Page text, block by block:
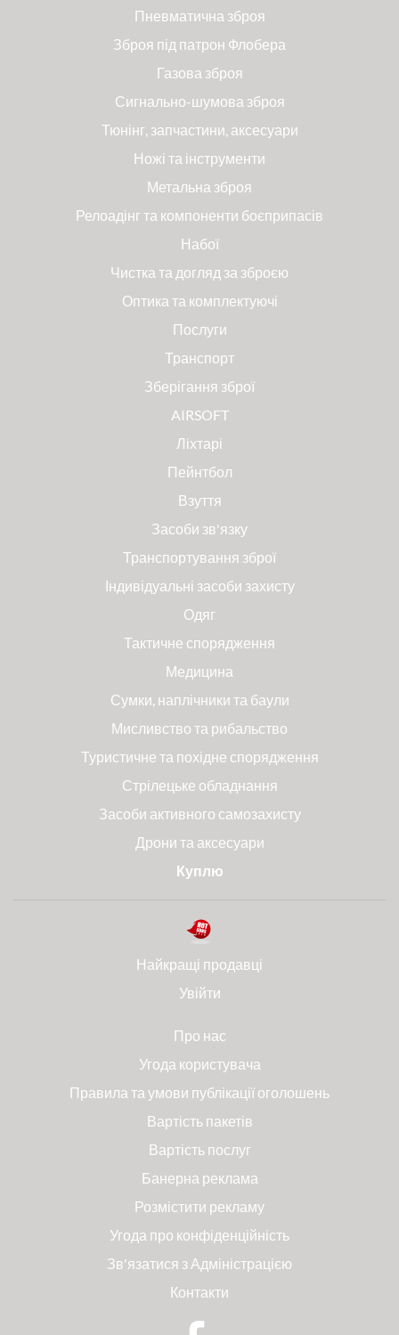
Пневматична зброя
Зброя під патрон Флобера
Газова зброя
Сигнально-шумова зброя
Тюнінг, запчастини, аксесуари
Ножі та інструменти
Метальна зброя
Релоадінг та компоненти боєприпасів
Набої
Чистка та догляд за зброєю
Оптика та комплектуючі
Послуги
Транспорт
Зберігання зброї
AIRSOFT
Ліхтарі
Пейнтбол
Взуття
Засоби зв'язку
Транспортування зброї
Індивідуальні засоби захисту
Одяг
Тактичне спорядження
Медицина
Сумки, наплічники та баули
Мисливство та рибальство
Туристичне та похідне спорядження
Стрілецьке обладнання
Засоби активного самозахисту
Дрони та аксесуари
Куплю
Найкращі продавці
Увійти
Про нас
Угода користувача
Правила та умови публікації оголошень
Вартість пакетів
Вартість послуг
Банерна реклама
Розмістити рекламу
Угода про конфіденційність
Зв'язатися з Адміністрацією
Контакти